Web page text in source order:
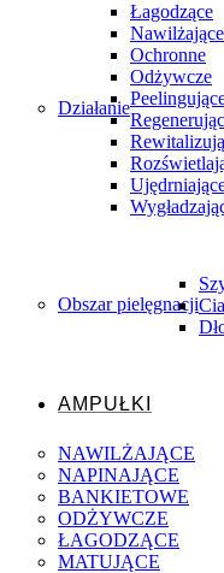
Działanie
Łagodzące
Nawilżające
Ochronne
Odżywcze
Obszar pielęgnacji
AMPUŁKI
NAWILŻAJĄCE
NAPINAJĄCE
BANKIETOWE
ODŻYWCZE
ŁAGODZĄCE
MATUJĄCE